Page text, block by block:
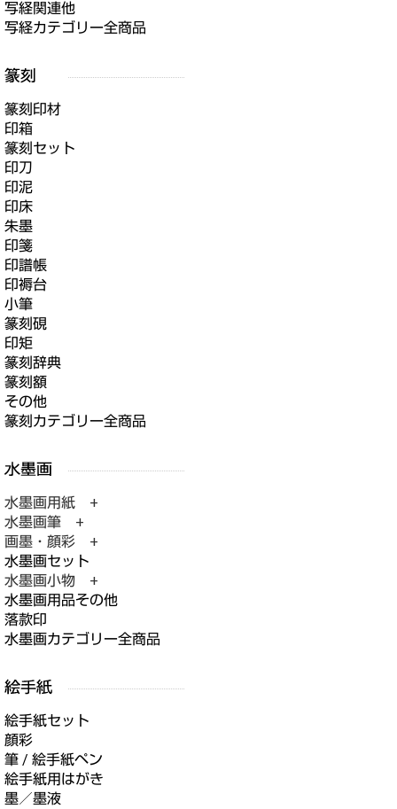
写経関連他
写経カテゴリー全商品
篆刻印材
印箱
篆刻セット
印刀
印泥
印床
朱墨
印箋
印譜帳
印褥台
小筆
篆刻硯
印矩
篆刻辞典
篆刻額
その他
篆刻カテゴリー全商品
水墨画用紙 +
水墨画筆 +
画墨・顔彩 +
水墨画セット
水墨画小物 +
水墨画用品その他
落款印
水墨画カテゴリー全商品
絵手紙セット
顔彩
筆 / 絵手紙ペン
絵手紙用はがき
墨／墨液